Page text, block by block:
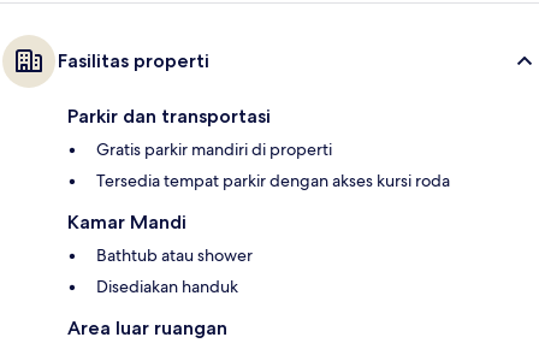
Fasilitas properti
Parkir dan transportasi
Gratis parkir mandiri di properti
Tersedia tempat parkir dengan akses kursi roda
Kamar Mandi
Bathtub atau shower
Disediakan handuk
Area luar ruangan